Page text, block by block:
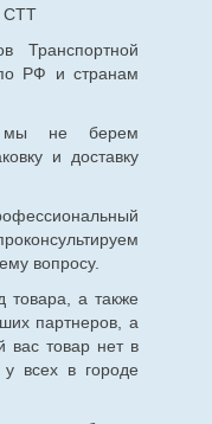
СТТ
Транспортной
РФ и странам
мы не берем
и доставку
вопросу.
товара, а также
партнеров, а
вас товар нет в
всех в городе